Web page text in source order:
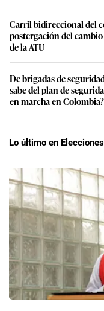
Carril bidireccional del
postergación del
de la ATU
De brigadas de
sabe del plan de
en marcha en Colombia?
Lo último en Elecciones